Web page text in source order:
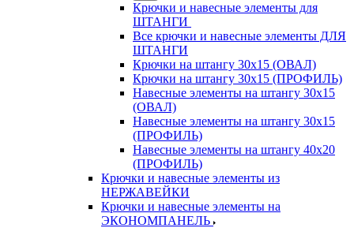
Крючки и навесные элементы для
ШТАНГИ
Все крючки и навесные элементы ДЛЯ
ШТАНГИ
Крючки на штангу 30х15 (ОВАЛ)
Крючки на штангу 30х15 (ПРОФИЛЬ)
Навесные элементы на штангу 30х15
(ОВАЛ)
Навесные элементы на штангу 30х15
(ПРОФИЛЬ)
Навесные элементы на штангу 40х20
(ПРОФИЛЬ)
Крючки и навесные элементы из
НЕРЖАВЕЙКИ
Крючки и навесные элементы на
ЭКОНОМПАНЕЛЬ